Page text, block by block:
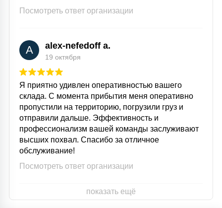
Посмотреть ответ организации
A alex-nefedoff a.
19 октября
Я приятно удивлен оперативностью вашего
склада. С момента прибытия меня оперативно
пропустили на территорию, погрузили груз и
отправили дальше. Эффективность и
профессионализм вашей команды заслуживают
высших похвал. Спасибо за отличное
обслуживание!
Посмотреть ответ организации
показать ещё